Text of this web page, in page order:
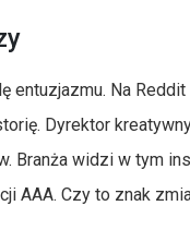
entuzjazmu. Na
Dyrektor
Branża widzi w tym
AAA. Czy to znak